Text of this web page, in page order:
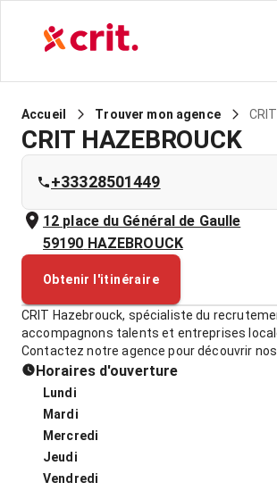
Accueil Trouver mon agence
CRIT HAZEBROUCK
+33328501449
12 place du Général de Gaulle
59190 HAZEBROUCK
Obtenir l'itinéraire
CRIT Hazebrouck, spécialiste du
accompagnons talents et entreprises
Contactez notre agence pour découvrir
Horaires d'ouverture
Lundi
Mardi
Mercredi
Jeudi
Vendredi